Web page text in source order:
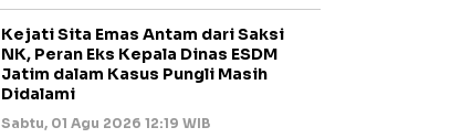
Kejati Sita Emas Antam dari Saksi
NK, Peran Eks Kepala Dinas ESDM
Jatim dalam Kasus Pungli Masih
Didalami
Sabtu, 01 Agu 2026 12:19 WIB